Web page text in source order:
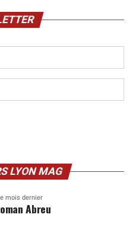
LYON MAG
mois dernier
Abreu